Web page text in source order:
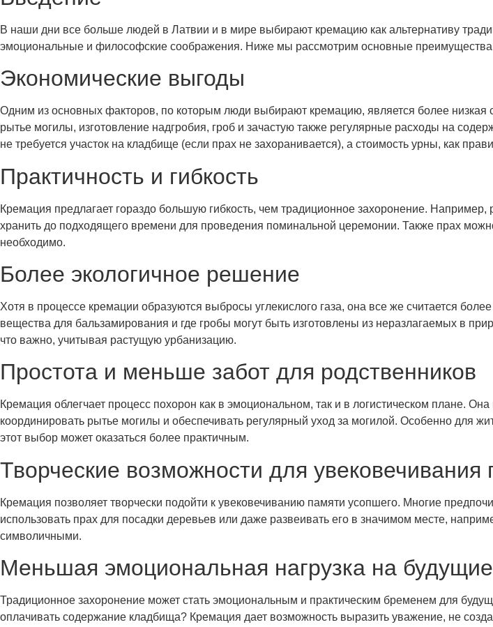
В наши дни все больше людей в Латвии и в мире выбирают кремацию как альтернативу
эмоциональные и философские соображения. Ниже мы рассмотрим основные преимущества
Экономические выгоды
Одним из основных факторов, по которым люди выбирают кремацию, является более низкая
рытье могилы, изготовление надгробия, гроб и зачастую также регулярные расходы на
не требуется участок на кладбище (если прах не захоранивается), а стоимость урны, как
Практичность и гибкость
Кремация предлагает гораздо большую гибкость, чем традиционное захоронение.
хранить до подходящего времени для проведения поминальной церемонии. Также прах
необходимо.
Более экологичное решение
Хотя в процессе кремации образуются выбросы углекислого газа, она все же считается
вещества для бальзамирования и где гробы могут быть изготовлены из неразлагаемых в
что важно, учитывая растущую урбанизацию.
Простота и меньше забот для родственников
Кремация облегчает процесс похорон как в эмоциональном, так и в логистическом плане.
координировать рытье могилы и обеспечивать регулярный уход за могилой. Особенно для
этот выбор может оказаться более практичным.
Творческие возможности для увековечивания
Кремация позволяет творчески подойти к увековечиванию памяти усопшего. Многие
использовать прах для посадки деревьев или даже развеивать его в значимом месте,
символичными.
Меньшая эмоциональная нагрузка на
Традиционное захоронение может стать эмоциональным и практическим бременем для
оплачивать содержание кладбища? Кремация дает возможность выразить уважение, не